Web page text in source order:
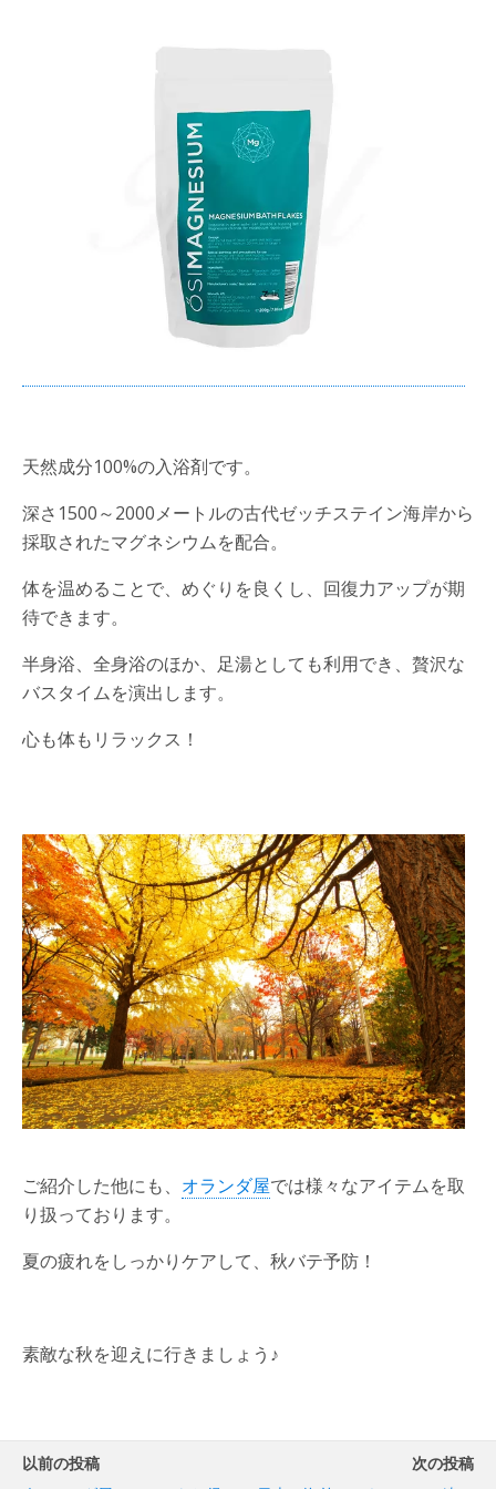
天然成分100%の入浴剤です。
深さ1500～2000メートルの古代ゼッチステイン海岸から
採取されたマグネシウムを配合。
体を温めることで、めぐりを良くし、回復力アップが期
待できます。
半身浴、全身浴のほか、足湯としても利用でき、贅沢な
バスタイムを演出します。
心も体もリラックス！
ご紹介した他にも、 オランダ屋では様々なアイテムを取
り扱っております。
夏の疲れをしっかりケアして、秋バテ予防！
素敵な秋を迎えに行きましょう♪
以前の投稿
次の投稿